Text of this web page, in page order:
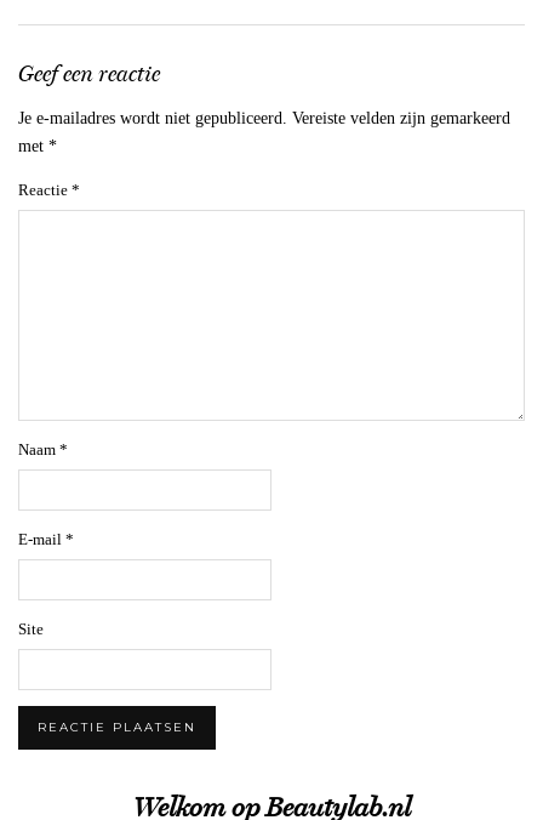
Geef een reactie
Je e-mailadres wordt niet gepubliceerd. Vereiste velden zijn gemarkeerd
met *
Reactie *
Naam *
E-mail *
Site
Welkom op Beautylab.nl